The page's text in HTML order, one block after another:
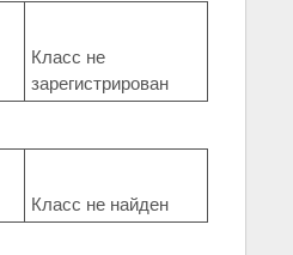
Класс не
зарегистрирован
Класс не найден